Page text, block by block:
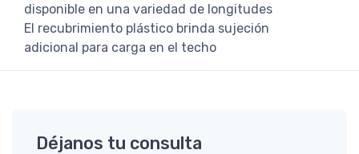
disponible en una variedad de longitudes
El recubrimiento plástico brinda sujeción
adicional para carga en el techo
Déjanos tu consulta